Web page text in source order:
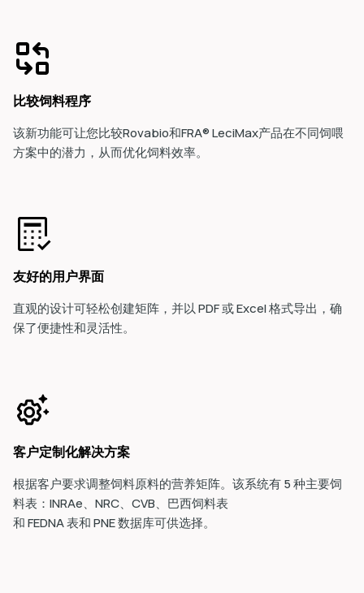
比较饲料程序
该新功能可让您比较Rovabio和FRA® LeciMax产品在不同饲喂
方案中的潜力，从而优化饲料效率。
友好的用户界面
直观的设计可轻松创建矩阵，并以 PDF 或 Excel 格式导出，确
保了便捷性和灵活性。
客户定制化解决方案
根据客户要求调整饲料原料的营养矩阵。该系统有 5 种主要饲
料表：INRAe、NRC、CVB、 巴西饲料表
和 FEDNA 表和 PNE 数据库可供选择。